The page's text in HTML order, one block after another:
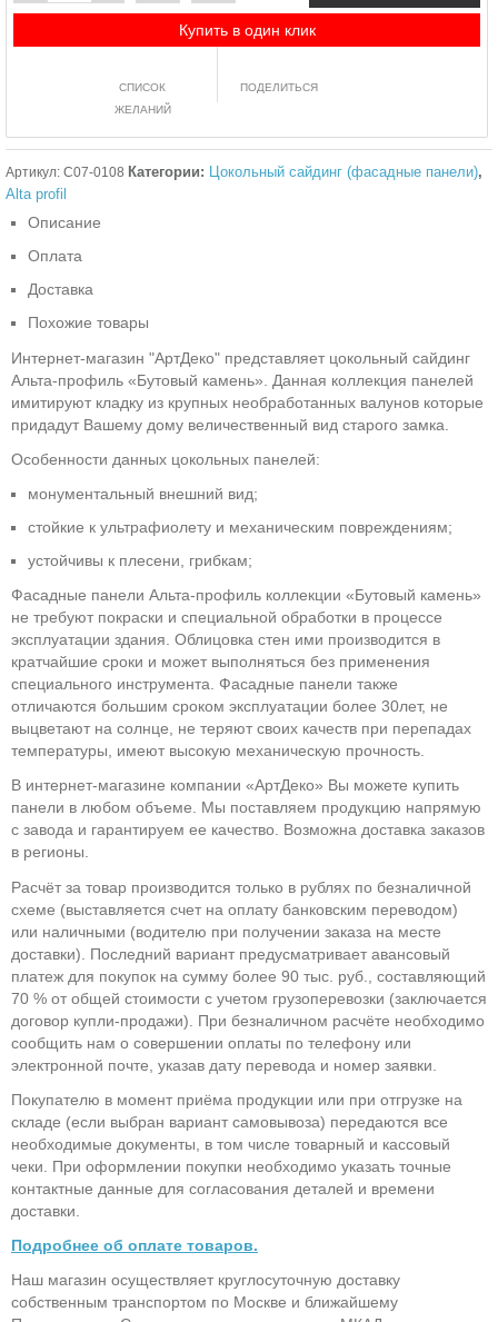
Купить в один клик
СПИСОК
ЖЕЛАНИЙ
ПОДЕЛИТЬСЯ
Артикул: C07-0108 Категории: Цокольный сайдинг (фасадные панели),
Alta profil
Описание
Оплата
Доставка
Похожие товары
Интернет-магазин "АртДеко" представляет цокольный сайдинг
Альта-профиль «Бутовый камень». Данная коллекция панелей
имитируют кладку из крупных необработанных валунов которые
придадут Вашему дому величественный вид старого замка.
Особенности данных цокольных панелей:
монументальный внешний вид;
стойкие к ультрафиолету и механическим повреждениям;
устойчивы к плесени, грибкам;
Фасадные панели Альта-профиль коллекции «Бутовый камень»
не требуют покраски и специальной обработки в процессе
эксплуатации здания. Облицовка стен ими производится в
кратчайшие сроки и может выполняться без применения
специального инструмента. Фасадные панели также
отличаются большим сроком эксплуатации более 30лет, не
выцветают на солнце, не теряют своих качеств при перепадах
температуры, имеют высокую механическую прочность.
В интернет-магазине компании «АртДеко» Вы можете купить
панели в любом объеме. Мы поставляем продукцию напрямую
с завода и гарантируем ее качество. Возможна доставка заказов
в регионы.
Расчёт за товар производится только в рублях по безналичной
схеме (выставляется счет на оплату банковским переводом)
или наличными (водителю при получении заказа на месте
доставки). Последний вариант предусматривает авансовый
платеж для покупок на сумму более 90 тыс. руб., составляющий
70 % от общей стоимости с учетом грузоперевозки (заключается
договор купли-продажи). При безналичном расчёте необходимо
сообщить нам о совершении оплаты по телефону или
электронной почте, указав дату перевода и номер заявки.
Покупателю в момент приёма продукции или при отгрузке на
складе (если выбран вариант самовывоза) передаются все
необходимые документы, в том числе товарный и кассовый
чеки. При оформлении покупки необходимо указать точные
контактные данные для согласования деталей и времени
доставки.
Подробнее об оплате товаров.
Наш магазин осуществляет круглосуточную доставку
собственным транспортом по Москве и ближайшему